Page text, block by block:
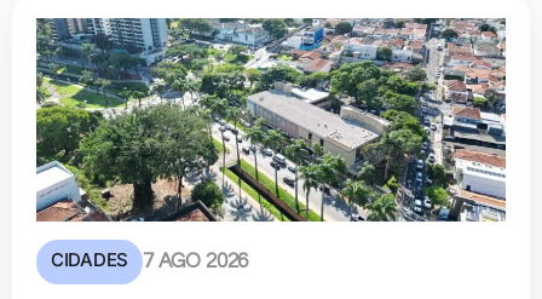
CIDADES 7 AGO 2026